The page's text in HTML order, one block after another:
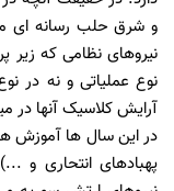
و شرق حلب رسانه ای
نیروهای نظامی که زیر
نوع عملیاتی و نه در
آرایش کلاسیک آنها در
در این سال ها آموزش
پهبادهای انتحاری و